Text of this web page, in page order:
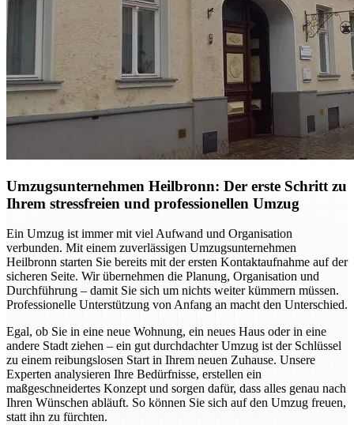
Umzugsunternehmen Heilbronn: Der erste Schritt zu
Ihrem stressfreien und professionellen Umzug
Ein Umzug ist immer mit viel Aufwand und Organisation
verbunden. Mit einem zuverlässigen Umzugsunternehmen
Heilbronn starten Sie bereits mit der ersten Kontaktaufnahme auf der
sicheren Seite. Wir übernehmen die Planung, Organisation und
Durchführung – damit Sie sich um nichts weiter kümmern müssen.
Professionelle Unterstützung von Anfang an macht den Unterschied.
Egal, ob Sie in eine neue Wohnung, ein neues Haus oder in eine
andere Stadt ziehen – ein gut durchdachter Umzug ist der Schlüssel
zu einem reibungslosen Start in Ihrem neuen Zuhause. Unsere
Experten analysieren Ihre Bedürfnisse, erstellen ein
maßgeschneidertes Konzept und sorgen dafür, dass alles genau nach
Ihren Wünschen abläuft. So können Sie sich auf den Umzug freuen,
statt ihn zu fürchten.